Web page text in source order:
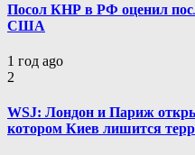
Посол КНР в РФ оценил
США
1 год ago
2
WSJ: Лондон и Париж
котором Киев лишится